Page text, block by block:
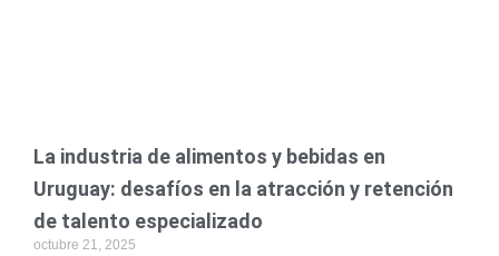
La industria de alimentos y bebidas en
Uruguay: desafíos en la atracción y retención
de talento especializado
octubre 21, 2025